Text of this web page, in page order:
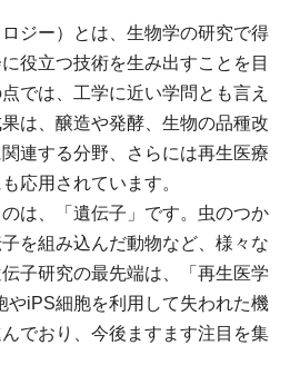
ジー）とは、生物学の研究で得
役立つ技術を生み出すことを目
では、工学に近い学問とも言え
は、醸造や発酵、生物の品種改
連する分野、さらには再生医療
応用されています。
は、「遺伝子」です。虫のつか
を組み込んだ動物など、様々な
子研究の最先端は、「再生医学
やiPS細胞を利用して失われた機
でおり、今後ますます注目を集